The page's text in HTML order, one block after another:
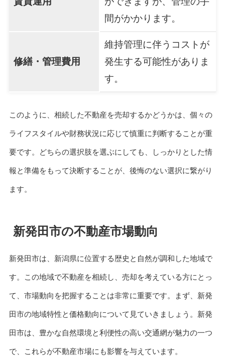
間がかかります。
修繕・管理費用
維持管理に伴うコストが
発生する可能性がありま
す。
このように、相続した不動産を売却するかどうかは、個々の
ライフスタイルや財務状況に応じて慎重に判断することが重
要です。どちらの選択肢を選ぶにしても、しっかりとした情
報と準備をもって決断することが、後悔のない選択に繋がり
ます。
新発田市の不動産市場動向
新発田市は、新潟県に位置する歴史と自然が調和した地域で
す。この地域で不動産を相続し、売却を考えている方にとっ
て、市場動向を把握することは非常に重要です。まず、新発
田市の地域特性と価格動向について見ていきましょう。新発
田市は、豊かな自然環境と利便性の高い交通網が魅力の一つ
で、これらが不動産市場にも影響を与えています。